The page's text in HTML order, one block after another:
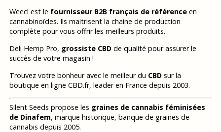
Weecl est le fournisseur B2B français de référenceen
cannabinoïdes. Ils maitrisent la chaine de production
complète pour vous offrir les meilleurs produits.
Deli Hemp Pro, grossiste CBDde qualité pour assurer le
succès de votre magasin !
Trouvez votre bonheur avec le meilleur du CBDsur la
boutique en ligne CBD.fr, leader en France depuis 2003.
Silent Seeds propose les graines de cannabis féminisées
de Dinafem, marque historique, banque de graines de
cannabis depuis 2005.